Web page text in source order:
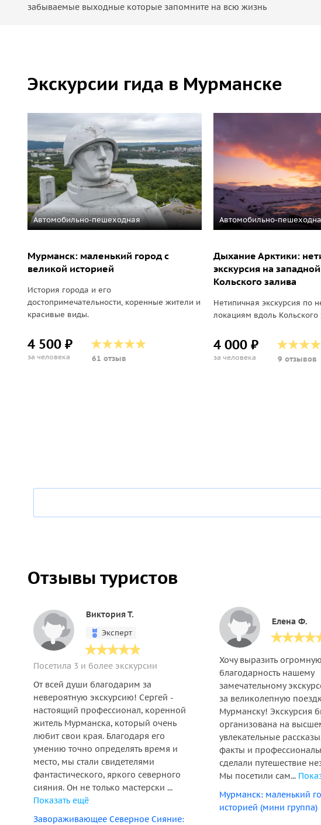
забываемые выходные которые запомните на всю жизнь
Экскурсии гида в Мурманске
Автомобильно-пешеходная
Мурманск: маленький город с
великой историей
История города и его
достопримечательности, коренные жители и
красивые виды.
4 500 ₽
за человека 61 отзыв
Автомобильно-
Дыхание Арктики:
экскурсия на
Кольского залива
Нетипичная экскурсия по
локациям вдоль Кольского
4 000 ₽
за человека 9 отзывов
Отзывы туристов
Виктория Т.
Эксперт
Посетила 3 и более экскурсии
От всей души благодарим за
невероятную экскурсию! Сергей -
настоящий профессионал, коренной
житель Мурманска, который очень
любит свои края. Благодаря его
умению точно определять время и
место, мы стали свидетелями
фантастического, яркого северного
сияния. Он не только мастерски ...
Показать ещё
Завораживающее Северное Сияние:
Елена Ф.
Хочу выразить огромную
благодарность нашему
замечательному
за великолепную
Мурманску! Экскурсия
организована на
увлекательные
факты и
сделали путешествие
Мы посетили сам...
Мурманск: маленький
историей (мини группа)